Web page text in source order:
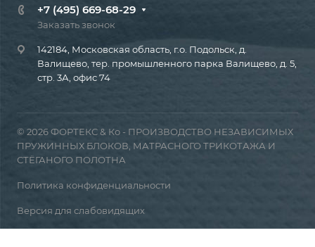
+7 (495) 669-68-29
Заказать звонок
142184, Московская область, г.о. Подольск, д.
Валищево, тер. промышленного парка Валищево, д. 5,
стр. 3А, офис 74
© 2026 ФОРТЕКС & Ко - ПРОИЗВОДСТВО НЕЗАВИСИМЫХ
ПРУЖИННЫХ БЛОКОВ, МАТРАСНОГО ТРИКОТАЖА И
СТЁГАНОГО ПОЛОТНА
Политика конфиденциальности
Версия для слабовидящих